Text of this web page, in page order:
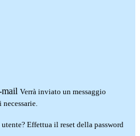
Verrà inviato un messaggio
Effettua il reset della password